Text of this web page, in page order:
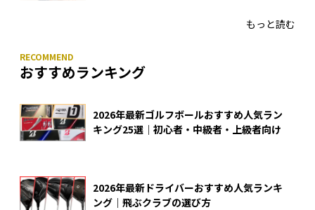
もっと読む
おすすめランキング
2026年最新ゴルフボールおすすめ人気ラン
キング25選｜初心者・中級者・上級者向け
2026年最新ドライバーおすすめ人気ランキ
ング｜飛ぶクラブの選び方